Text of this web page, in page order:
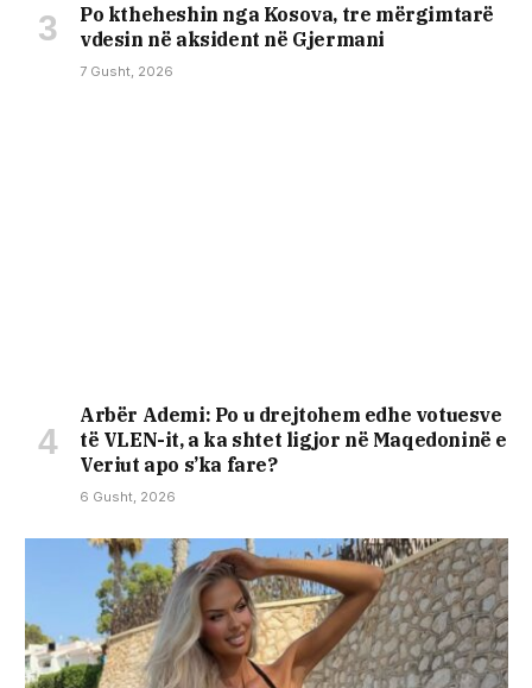
Po ktheheshin nga Kosova, tre mërgimtarë
vdesin në aksident në Gjermani
7 Gusht, 2026
Arbër Ademi: Po u drejtohem edhe votuesve
të VLEN-it, a ka shtet ligjor në Maqedoninë e
Veriut apo s’ka fare?
6 Gusht, 2026